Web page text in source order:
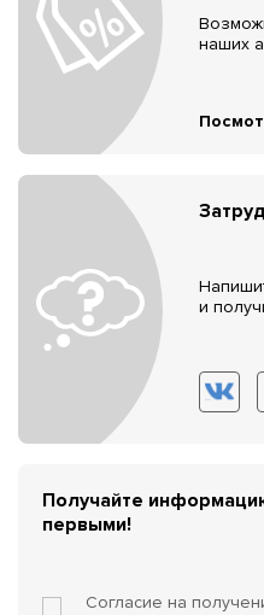
наших
и
Получайте
первыми!
Согласие на